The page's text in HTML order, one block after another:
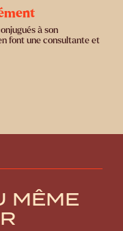
à son
font une consultante et
MÊME